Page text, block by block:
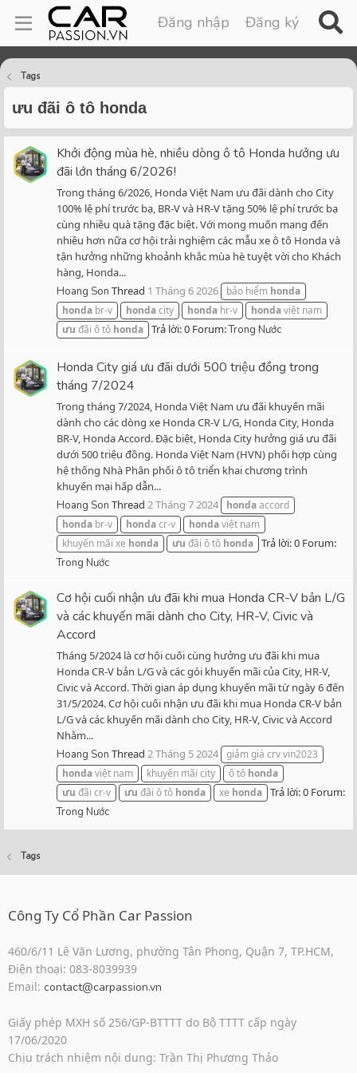
Đăng nhập Đăng ký
Tags
ưu đãi ô tô honda
Khởi động mùa hè, nhiều dòng ô tô Honda hưởng ưu
đãi lớn tháng 6/2026!
Trong tháng 6/2026, Honda Việt Nam ưu đãi dành cho City
100% lệ phí trước bạ, BR-V và HR-V tặng 50% lệ phí trước bạ
cùng nhiều quà tặng đặc biệt. Với mong muốn mang đến
nhiều hơn nữa cơ hội trải nghiệm các mẫu xe ô tô Honda và
tận hưởng những khoảnh khắc mùa hè tuyệt vời cho Khách
hàng, Honda...
Hoang Son Thread 1 Tháng 6 2026 bảo hiểm honda
honda br-v hondacity honda hr-v hondaviệt nam
ưu đãi ô tô honda Trả lời: 0 Forum:Trong Nước
Honda City giá ưu đãi dưới 500 triệu đồng trong
tháng 7/2024
Trong tháng 7/2024, Honda Việt Nam ưu đãi khuyến mãi
dành cho các dòng xe Honda CR-V L/G, Honda City, Honda
BR-V, Honda Accord. Đặc biệt, Honda City hưởng giá ưu đãi
dưới 500 triệu đồng. Honda Việt Nam (HVN) phối hợp cùng
hệ thống Nhà Phân phối ô tô triển khai chương trình
khuyến mại hấp dẫn...
Hoang Son Thread 2 Tháng 7 2024 hondaaccord
honda br-v hondacr-v hondaviệt nam
khuyến mãi xe honda ưu đãi ô tô honda Trả lời: 0 Forum:
Trong Nước
Cơ hội cuối nhận ưu đãi khi mua Honda CR-V bản L/G
và các khuyến mãi dành cho City, HR-V, Civic và
Accord
Tháng 5/2024 là cơ hội cuối cùng hưởng ưu đãi khi mua
Honda CR-V bản L/G và các gói khuyến mãi của City, HR-V,
Civic và Accord. Thời gian áp dụng khuyến mãi từ ngày 6 đến
31/5/2024. Cơ hội cuối nhận ưu đãi khi mua Honda CR-V bản
L/G và các khuyến mãi dành cho City, HR-V, Civic và Accord
Nhằm...
Hoang Son Thread 2 Tháng 5 2024 giảm giá crv vin2023
hondaviệt nam khuyến mãi city ô tô honda
ưu đãi cr-v ưu đãi ô tô honda xe honda Trả lời: 0 Forum:
Trong Nước
Tags
Công Ty Cổ Phần Car Passion
460/6/11 Lê Văn Lương, phường Tân Phong, Quận 7, TP.HCM,
Điện thoại: 083-8039939
Email: contact@carpassion.vn
Giấy phép MXH số 256/GP-BTTTT do Bộ TTTT cấp ngày
17/06/2020
Chịu trách nhiệm nội dung: Trần Thị Phương Thảo